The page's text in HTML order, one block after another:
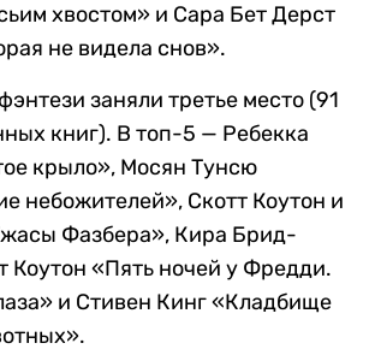
хвостом» и Сара Бет Дерст
не видела снов».
заняли третье место (91
книг). В топ-5 — Ребекка
крыло», Мосян Тунсю
небожителей», Скотт Коутон и
Фазбера», Кира Брид-
Коутон «Пять ночей у Фредди.
и Стивен Кинг «Кладбище